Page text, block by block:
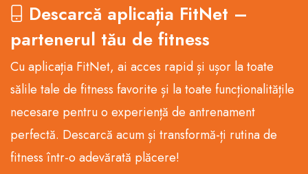
Descarcă aplicația FitNet –
partenerul tău de fitness
Cu aplicația FitNet, ai acces rapid și ușor la toate
sălile tale de fitness favorite și la toate funcționalitățile
necesare pentru o experiență de antrenament
perfectă. Descarcă acum și transformă-ți rutina de
fitness într-o adevărată plăcere!